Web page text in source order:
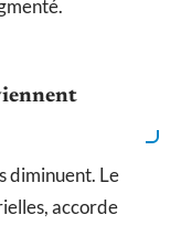
diminuent. Le
accorde